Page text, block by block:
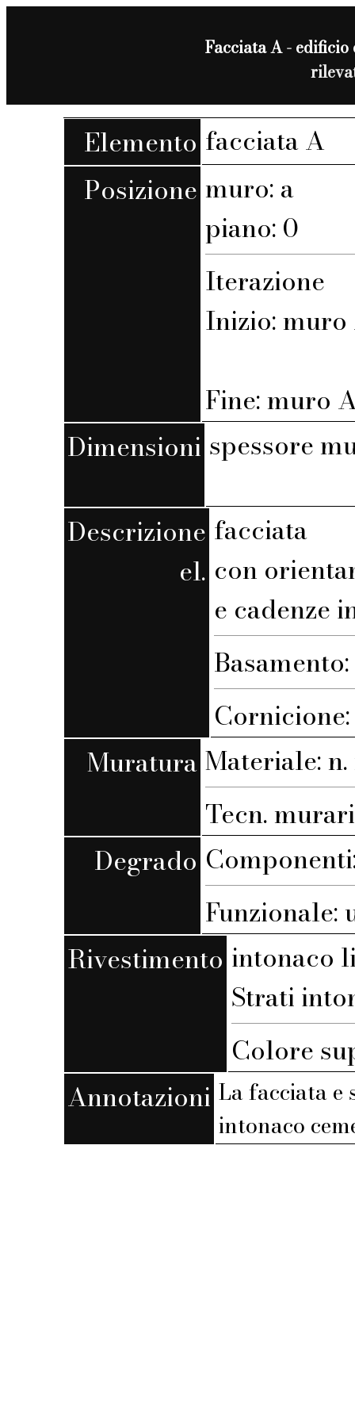
Facciata A -
Elemento facciata A
Posizione muro: a
piano: 0
Iterazione
Inizio: muro
Fine: muro
Dimensioni spessore
Descrizione
el.
facciata
con
e cadenze
Muratura Materiale: n.
Tecn.
Degrado
Funzionale:
Rivestimento intonaco
Strati
Colore
Annotazioni La facciata e
intonaco